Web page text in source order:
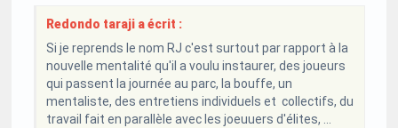
Redondo taraji a écrit :
Si je reprends le nom RJ c'est surtout par rapport à la
nouvelle mentalité qu'il a voulu instaurer, des joueurs
qui passent la journée au parc, la bouffe, un
mentaliste, des entretiens individuels et collectifs, du
travail fait en parallèle avec les joeuuers d'élites, ...